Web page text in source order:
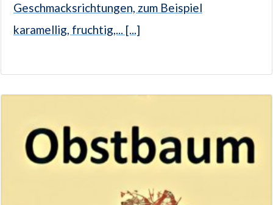
Geschmacksrichtungen, zum Beispiel
karamellig, fruchtig,... [...]